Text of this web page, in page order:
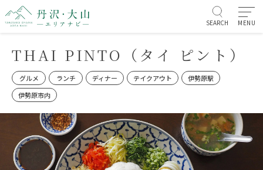
SEARCH MENU
THAI PINTO（タイ ピント）
グルメ ランチ ディナー テイクアウト
伊勢原駅
伊勢原市内